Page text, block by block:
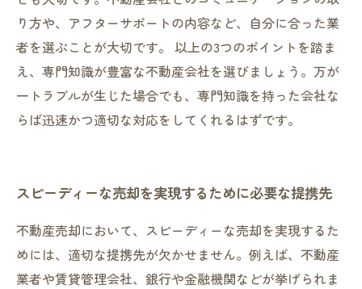
り方や、アフターサポートの内容など、自分に合った業
者を選ぶことが大切です。 以上の3つのポイントを踏ま
え、専門知識が豊富な不動産会社を選びましょう。万が
一トラブルが生じた場合でも、専門知識を持った会社な
らば迅速かつ適切な対応をしてくれるはずです。
スピーディーな売却を実現するために必要な提携先
不動産売却において、スピーディーな売却を実現するた
めには、適切な提携先が欠かせません。例えば、不動産
業者や賃貸管理会社、銀行や金融機関などが挙げられま